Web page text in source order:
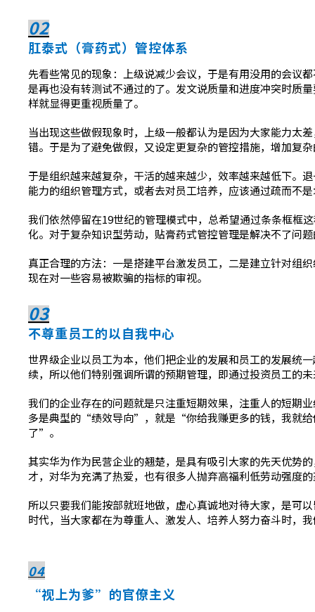
02
肛泰式（膏药式）管控体系
先看些常见的现象：上级说减少会议，于是有用没用的会议
是再也没有转测试不通过的了。发文说质量和进度冲突时质
样就显得更重视质量了。
当出现这些做假现象时，上级一般都认为是因为大家能力太
错。于是为了避免做假，又设定更复杂的管控措施，增加复
于是组织越来越复杂，干活的越来越少，效率越来越低下。
能力的组织管理方式，或者去对员工培养，应该通过疏而不
我们依然停留在19世纪的管理模式中，总希望通过条条框框
化。对于复杂知识型劳动，贴膏药式管控管理是解决不了问
真正合理的方法：一是搭建平台激发员工，二是建立针对组
现在对一些容易被欺骗的指标的审视。
03
不尊重员工的以自我中心
世界级企业以员工为本，他们把企业的发展和员工的发展统
续，所以他们特别强调所谓的预期管理，即通过投资员工的
我们的企业存在的问题就是只注重短期效果，注重人的短期
多是典型的“绩效导向”，就是“你给我赚更多的钱，我就
了”。
其实华为作为民营企业的翘楚，是具有吸引大家的先天优势
才，对华为充满了热爱，也有很多人抛弃高福利低劳动强度
所以只要我们能按部就班地做，虚心真诚地对待大家，是可
时代，当大家都在为尊重人、激发人、培养人努力奋斗时，
04
“视上为爹”的官僚主义